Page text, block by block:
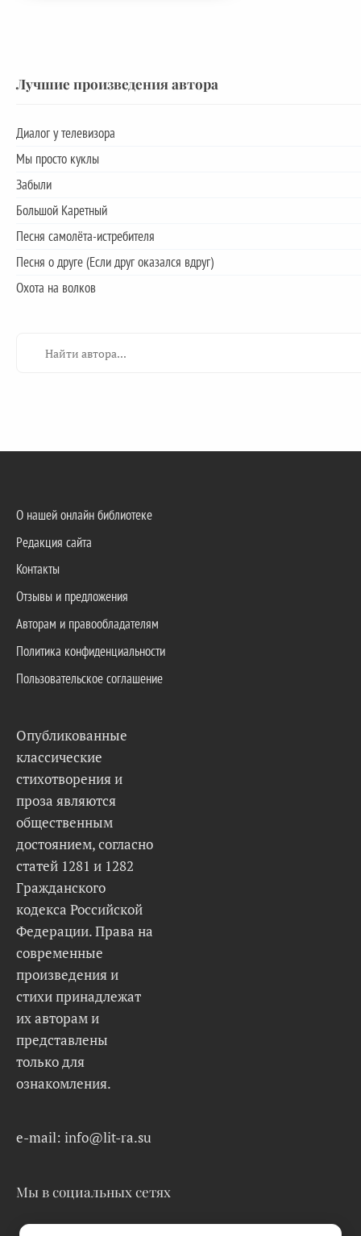
Лучшие произведения автора
Диалог у телевизора
Мы просто куклы
Забыли
Большой Каретный
Песня самолёта-истребителя
Песня о друге (Если друг оказался вдруг)
Охота на волков
О нашей онлайн библиотеке
Редакция сайта
Контакты
Отзывы и предложения
Авторам и правообладателям
Политика конфиденциальности
Пользовательское соглашение
Опубликованные
классические
стихотворения и
проза являются
общественным
достоянием, согласно
статей 1281 и 1282
Гражданского
кодекса Российской
Федерации. Права на
современные
произведения и
стихи принадлежат
их авторам и
представлены
только для
ознакомления.
e-mail: info@lit-ra.su
Мы в социальных сетях